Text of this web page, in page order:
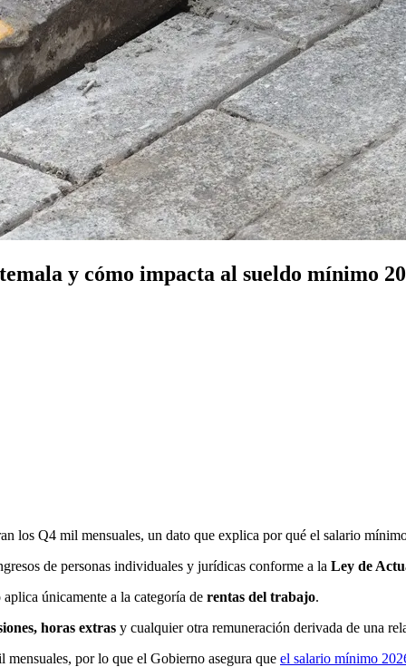
y cómo impacta al sueldo mínimo
los Q4 mil mensuales, un dato que explica por qué el salario
de personas individuales y jurídicas conforme a la Ley de
únicamente a la categoría de rentas del trabajo.
horas extras y cualquier otra remuneración derivada de una
mensuales, por lo que el Gobierno asegura que el salario mínimo